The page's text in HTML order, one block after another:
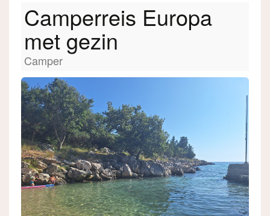
Camperreis Europa
met gezin
Camper